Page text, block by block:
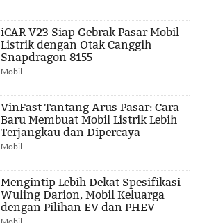
iCAR V23 Siap Gebrak Pasar Mobil
Listrik dengan Otak Canggih
Snapdragon 8155
Mobil
VinFast Tantang Arus Pasar: Cara
Baru Membuat Mobil Listrik Lebih
Terjangkau dan Dipercaya
Mobil
Mengintip Lebih Dekat Spesifikasi
Wuling Darion, Mobil Keluarga
dengan Pilihan EV dan PHEV